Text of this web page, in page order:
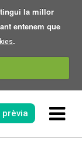
la millor
entenem que
.
prèvia